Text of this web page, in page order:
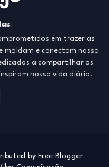
em trazer as
moldam e conectam nossa
a compartilhar os
nossa vida diária.
by Free Blogger